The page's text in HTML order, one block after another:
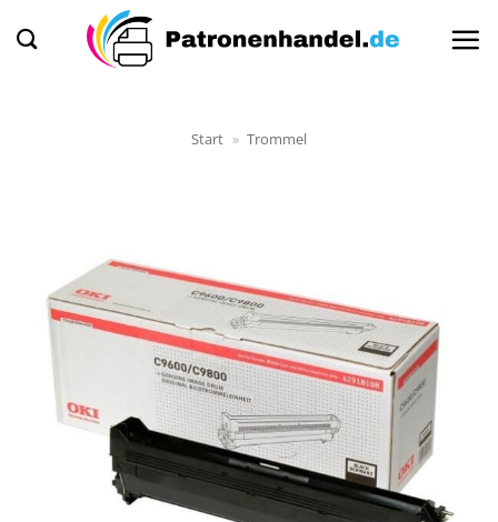
Inhalt
Start » Trommel